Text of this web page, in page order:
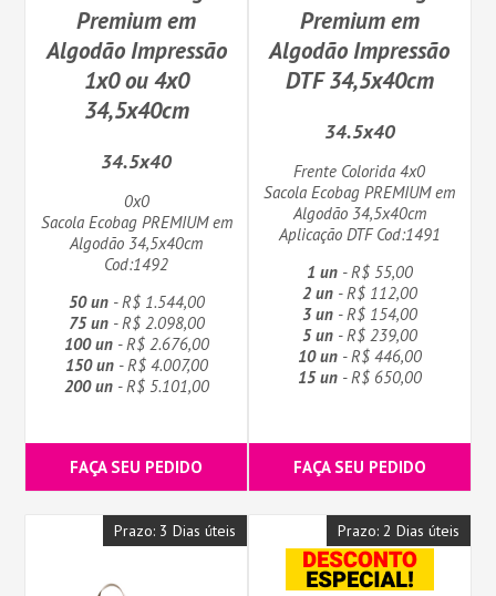
Premium em
Algodão Impressão
1x0 ou 4x0
34,5x40cm
34.5x40
0x0
Sacola Ecobag PREMIUM em
Algodão 34,5x40cm
Cod:1492
50 un- R$ 1.544,00
75 un- R$ 2.098,00
100 un- R$ 2.676,00
150 un- R$ 4.007,00
200 un- R$ 5.101,00
FAÇA SEU PEDIDO
Premium em
Algodão Impressão
DTF 34,5x40cm
34.5x40
Frente Colorida 4x0
Sacola Ecobag PREMIUM em
Algodão 34,5x40cm
Aplicação DTF Cod:1491
1 un- R$ 55,00
2 un- R$ 112,00
3 un- R$ 154,00
5 un- R$ 239,00
10 un- R$ 446,00
15 un- R$ 650,00
FAÇA SEU PEDIDO
Prazo: 3 Dias úteis Prazo: 2 Dias úteis